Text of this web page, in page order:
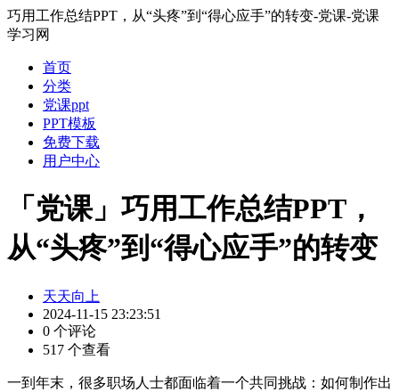
巧用工作总结PPT，从“头疼”到“得心应手”的转变-党课-党课
学习网
首页
分类
党课ppt
PPT模板
免费下载
用户中心
「党课」巧用工作总结PPT，
从“头疼”到“得心应手”的转变
天天向上
2024-11-15 23:23:51
0 个评论
517 个查看
一到年末，很多职场人士都面临着一个共同挑战：如何制作出